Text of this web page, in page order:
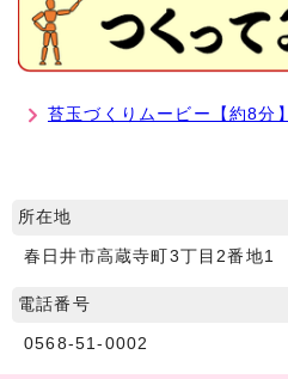
苔玉づくりムービー【約8分】
所在地
春日井市高蔵寺町3丁目2番地1
電話番号
0568-51-0002